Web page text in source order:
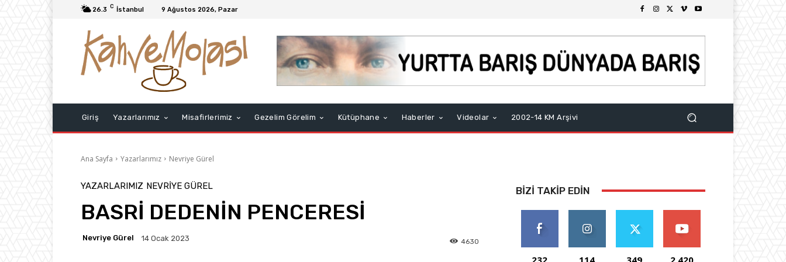
26.3 C İstanbul 9 Ağustos 2026, Pazar
Giriş Yazarlarımız Misafirlerimiz Gezelim Görelim Kütüphane Haberler Videolar 2002-14 KM Arşivi
Ana Sayfa Yazarlarımız Nevriye Gürel
YAZARLARIMIZ NEVRIYE GÜREL
BASRİ DEDENİN PENCERESİ
Nevriye Gürel 14 Ocak 2023 4630
BIZI TAKIP EDIN
232 114 349 2,420